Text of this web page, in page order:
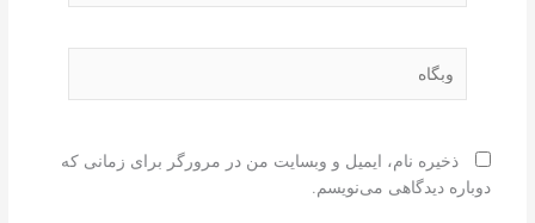
ذخیره نام، ایمیل و وبسایت من در مرورگر برای زمانی که
دوباره دیدگاهی می‌نویسم.